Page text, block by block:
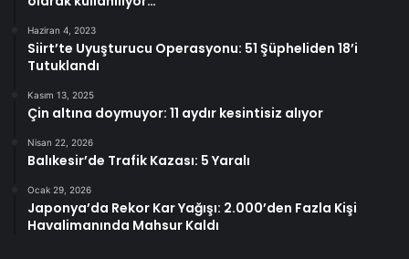
Haziran 4, 2023
Siirt’te Uyuşturucu Operasyonu: 51 Şüpheliden 18’i
Tutuklandı
Kasım 13, 2025
Çin altına doymuyor: 11 aydır kesintisiz alıyor
Nisan 22, 2026
Balıkesir’de Trafik Kazası: 5 Yaralı
Ocak 29, 2026
Japonya’da Rekor Kar Yağışı: 2.000’den Fazla Kişi
Havalimanında Mahsur Kaldı